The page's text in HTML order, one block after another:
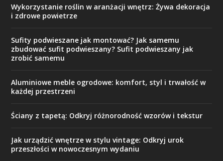
Wykorzystanie roślin w aranżacji wnętrz: Żywa dekoracja
i zdrowe powietrze
Sufity podwieszane jak montować? Jak samemu
zbudować sufit podwieszany? Sufit podwieszany jak
zrobić samemu
Aluminiowe meble ogrodowe: komfort, styl i trwałość w
każdej przestrzeni
Ściany z tapetą: Odkryj różnorodność wzorów i tekstur
Jak urządzić wnętrze w stylu vintage: Odkryj urok
przeszłości w nowoczesnym wydaniu